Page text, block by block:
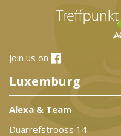
Join us on
Luxemburg
Alexa & Team
Duarrefstrooss 14